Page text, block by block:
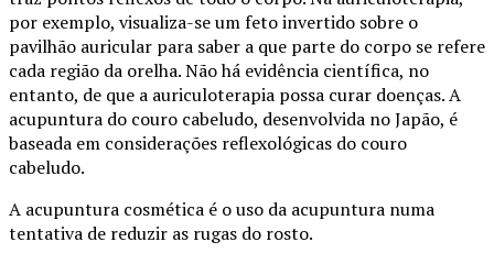
por exemplo, visualiza-se um feto invertido sobre o
pavilhão auricular para saber a que parte do corpo se refere
cada região da orelha. Não há evidência científica, no
entanto, de que a auriculoterapia possa curar doenças. A
acupuntura do couro cabeludo, desenvolvida no Japão, é
baseada em considerações reflexológicas do couro
cabeludo.
A acupuntura cosmética é o uso da acupuntura numa
tentativa de reduzir as rugas do rosto.